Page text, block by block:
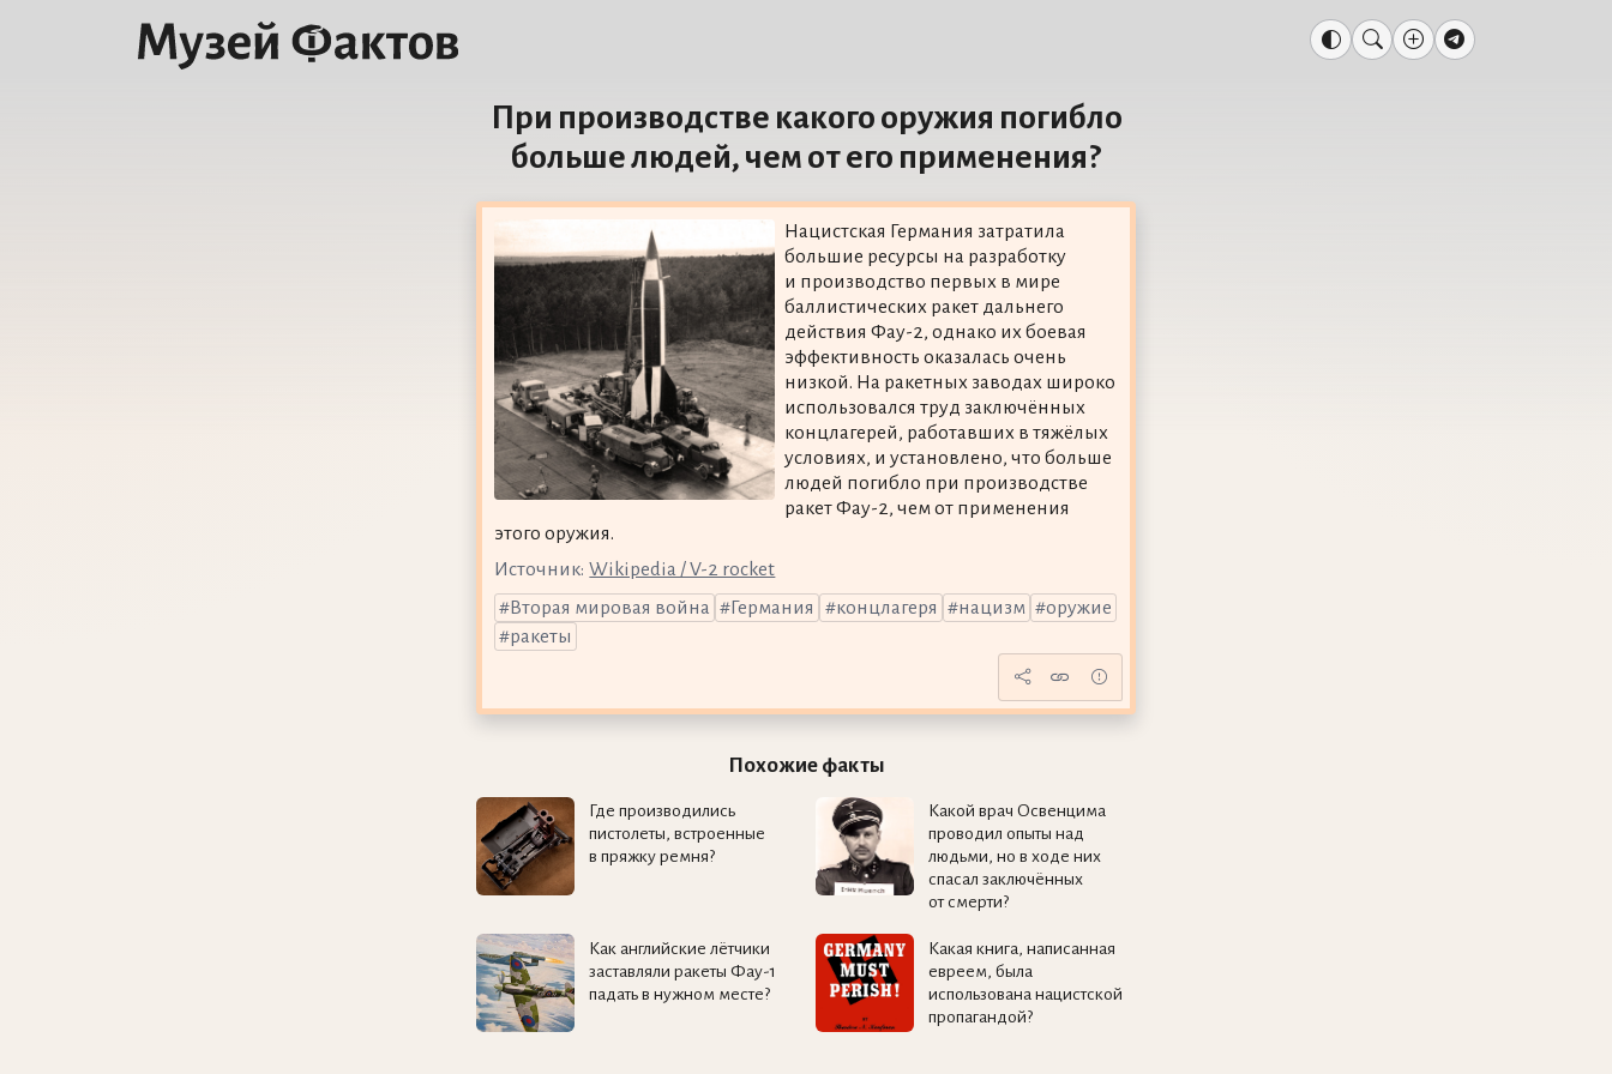
При производстве какого оружия погибло
больше людей, чем от его применения?
Нацистская Германия затратила
большие ресурсы на разработку
и производство первых в мире
баллистических ракет дальнего
действия Фау-2, однако их боевая
эффективность оказалась очень
низкой. На ракетных заводах широко
использовался труд заключённых
концлагерей, работавших в тяжёлых
условиях, и установлено, что больше
людей погибло при производстве
ракет Фау-2, чем от применения
этого оружия.
Источник: Wikipedia / V-2 rocket
Вторая мировая война
Германия концлагеря нацизм
оружие
ракеты
Похожие факты
Где производились
пистолеты, встроенные
в пряжку ремня?
Какой врач Освенцима
проводил опыты над
людьми, но в ходе них
спасал заключённых
от смерти?
Как английские лётчики
заставляли ракеты Фау-1
падать в нужном месте?
Какая книга, написанная
евреем, была
использована нацистской
пропагандой?